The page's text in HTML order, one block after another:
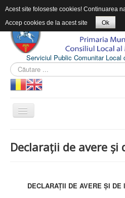
Serviciul Public Comunitar Local
DESPRE SPCLEP
CONTACT
Declarații de avere și
DECLARAȚII DE AVERE ȘI DE
Acest site foloseste cookies! Continuarea
Accep cookies de la acest site
Ok